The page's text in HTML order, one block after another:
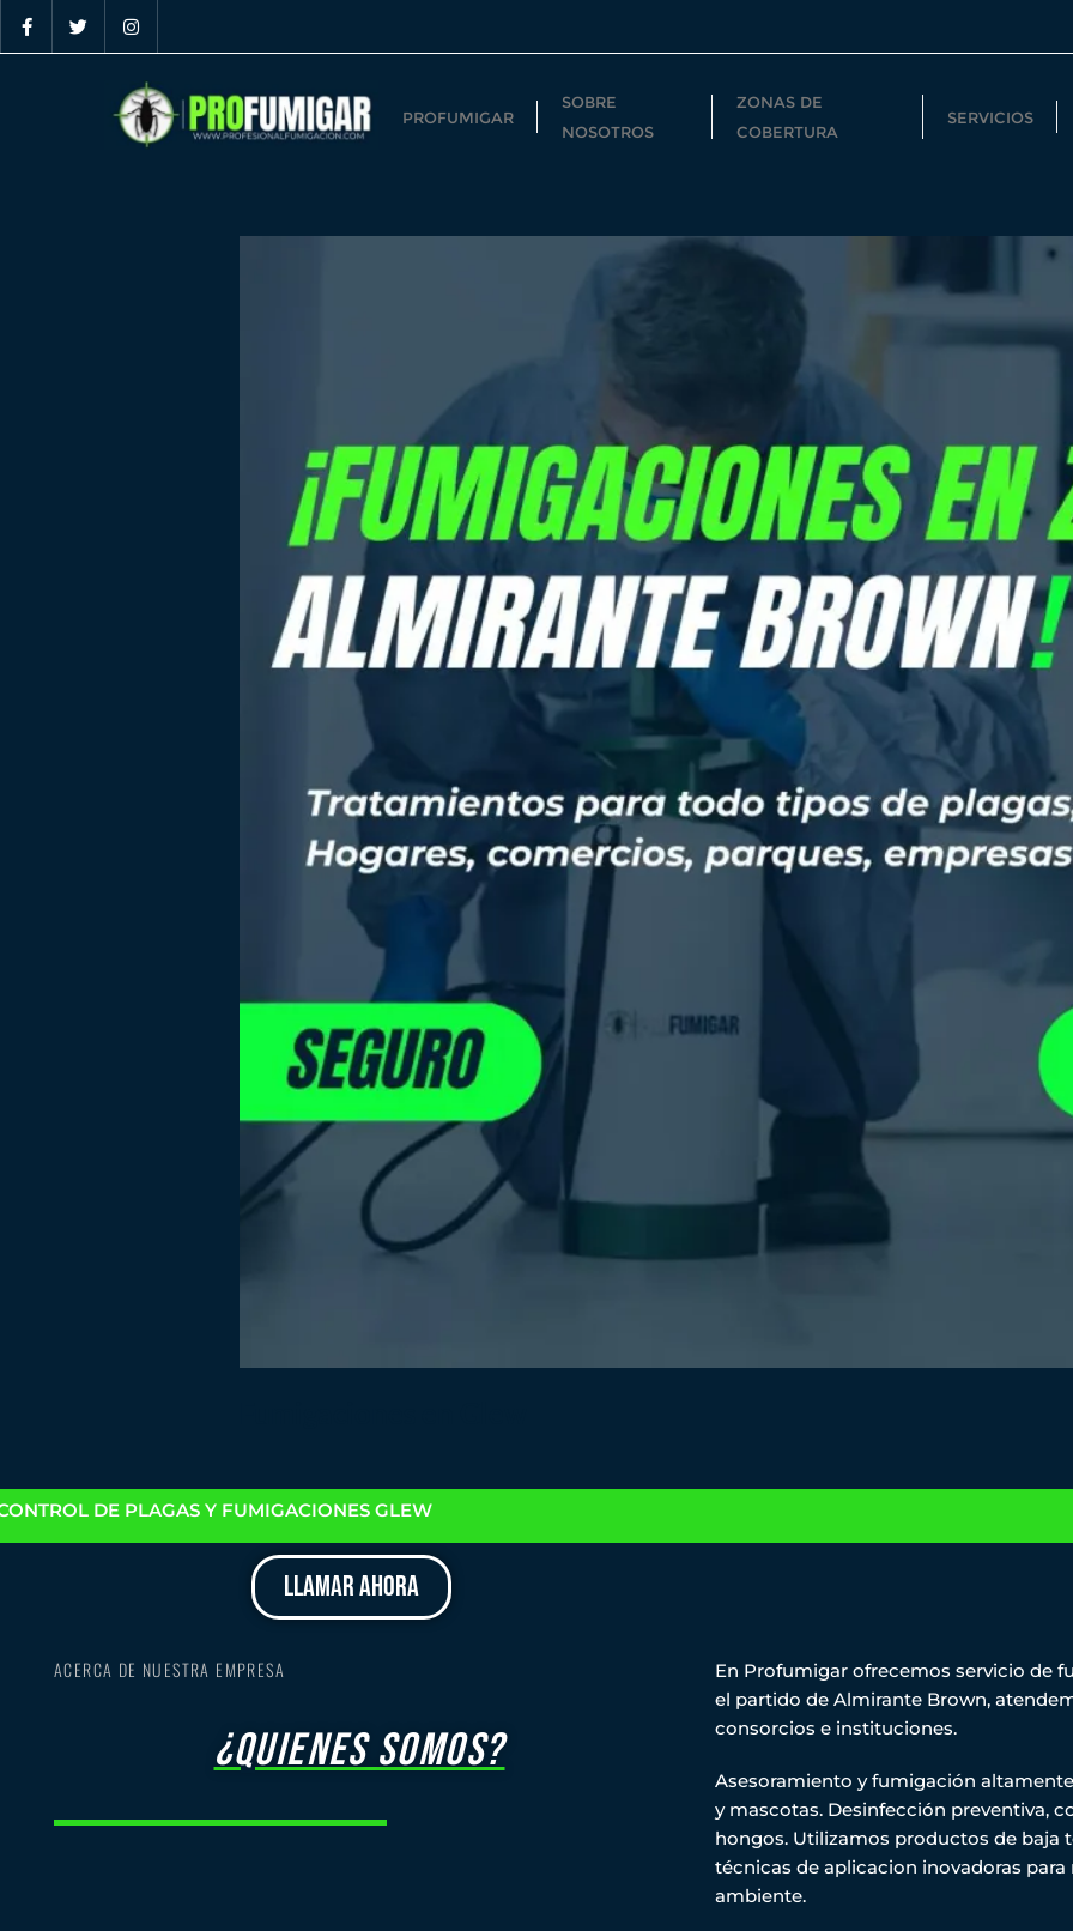
PROFUMIGAR
SOBRE
NOSOTROS
ZONAS DE
COBERTURA
SERVICIOS
DE PLAGAS Y FUMIGACIONES GLEW
LLAMAR AHORA
ACERCA DE NUESTRA EMPRESA
¿quienes somos?
En Profumigar ofrecemos servicio de
el partido de Almirante Brown,
consorcios e instituciones.
Asesoramiento y fumigación
y mascotas. Desinfección preventiva,
hongos. Utilizamos productos de baja
técnicas de aplicacion inovadoras
ambiente.